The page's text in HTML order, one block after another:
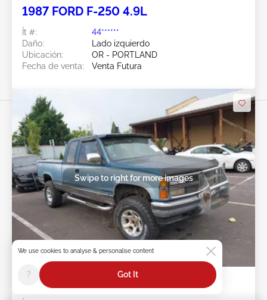
1987 FORD F-250 4.9L
Ít #:
44******
Daño:
Lado izquierdo
Ubicación:
OR - PORTLAND
Fecha de venta:
Venta Futura
Venta Futura
Swipe to right for more images
1990 CHEVROLET GMT-400 5.7L
We use cookies to analyse & personalise content
? Got It